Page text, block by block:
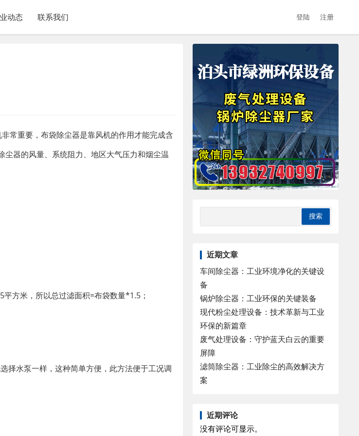
动态 联系我们 登陆 注册
常重要，布袋除尘器是靠风机的作用才能完成含
器的风量、系统阻力、地区大气压力和烟尘温
方米，所以总过滤面积=布袋数量*1.5；
择水泵一样，这种简单方便，此方法便于工况调
近期文章
车间除尘器：工业环境净化的关键设
备
锅炉除尘器：工业环保的关键装备
现代粉尘处理设备：技术革新与工业
环保的新篇章
废气处理设备：守护蓝天白云的重要
屏障
滤筒除尘器：工业除尘的高效解决方
案
近期评论
没有评论可显示。